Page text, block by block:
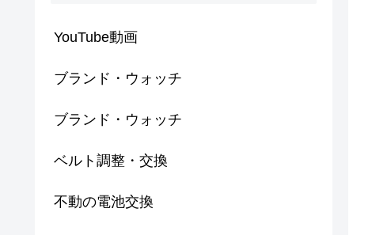
YouTube動画
ブランド・ウォッチ
ブランド・ウォッチ
ベルト調整・交換
不動の電池交換